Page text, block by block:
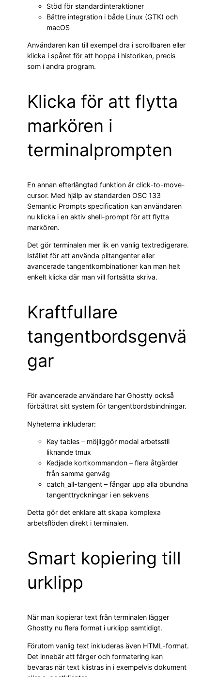
Stöd för standardinteraktioner
Bättre integration i både Linux (GTK) och
macOS
Användaren kan till exempel dra i scrollbaren eller
klicka i spåret för att hoppa i historiken, precis
som i andra program.
Klicka för att flytta
markören i
terminalprompten
En annan efterlängtad funktion är click-to-move-
cursor. Med hjälp av standarden OSC 133
Semantic Prompts specification kan användaren
nu klicka i en aktiv shell-prompt för att flytta
markören.
Det gör terminalen mer lik en vanlig textredigerare.
Istället för att använda piltangenter eller
avancerade tangentkombinationer kan man helt
enkelt klicka där man vill fortsätta skriva.
Kraftfullare
tangentbordsgenvä
gar
För avancerade användare har Ghostty också
förbättrat sitt system för tangentbordsbindningar.
Nyheterna inkluderar:
Key tables – möjliggör modal arbetsstil
liknande tmux
Kedjade kortkommandon – flera åtgärder
från samma genväg
catch_all-tangent – fångar upp alla obundna
tangenttryckningar i en sekvens
Detta gör det enklare att skapa komplexa
arbetsflöden direkt i terminalen.
Smart kopiering till
urklipp
När man kopierar text från terminalen lägger
Ghostty nu flera format i urklipp samtidigt.
Förutom vanlig text inkluderas även HTML-format.
Det innebär att färger och formatering kan
bevaras när text klistras in i exempelvis dokument